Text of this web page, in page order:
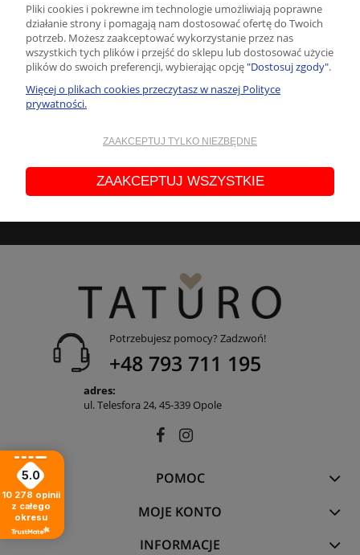
NEWSLETTER
Podaj swój adres e-mail, jeżeli chcesz otrzymywać informacje o
Administratorem Państwa danych osobowych jest Daniela Jemioł
prowadząca działalność gospodarczą pod firmą TATURO.PL Daniela
Jemioł, ul. Wiązowa 1, 45-920 Opole. Państwa dane przetwarzane są
Potrzebujesz pomocy? Zadzwoń!
+48 793 711 195
adres:
ul. Telesfora 24, 45-339 Opole
POMOC
MOJE KONTO
INFORMACJE
5.0
10 278 opinii
z całego
okresu
Pliki cookies i pokrewne im technologie umożliwiają poprawne
działanie strony i pomagają nam dostosować ofertę do Twoich
potrzeb. Możesz zaakceptować wykorzystanie przez nas
wszystkich tych plików i przejść do sklepu lub dostosować użycie
plików do swoich preferencji, wybierając opcję"Dostosuj zgody".
Więcej o plikach cookies przeczytasz w naszej Polityce
prywatności.
ZAAKCEPTUJ TYLKO NIEZBĘDNE
ZAAKCEPTUJ WSZYSTKIE